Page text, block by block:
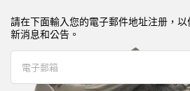
請在下面輸入您的電子郵件地址注册，
新消息和公告。